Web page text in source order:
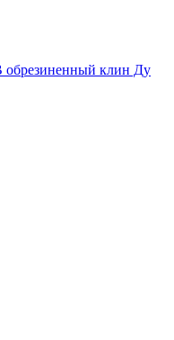
обрезиненный клин Ду